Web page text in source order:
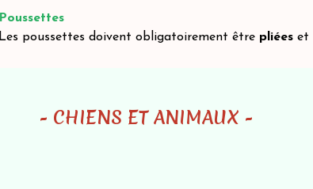
Poussettes
Les poussettes doivent obligatoirement être pliées et
- CHIENS ET ANIMAUX -